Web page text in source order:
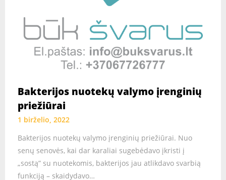
Bakterijos nuotekų valymo įrenginių
priežiūrai
1 birželio, 2022
Bakterijos nuotekų valymo įrenginių priežiūrai. Nuo
senų senovės, kai dar karaliai sugebėdavo įkristi į
„sostą” su nuotekomis, bakterijos jau atlikdavo svarbią
funkciją – skaidydavo…